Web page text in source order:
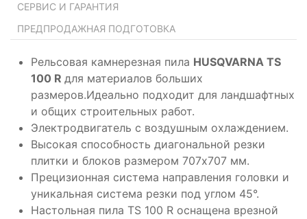
СЕРВИС И ГАРАНТИЯ
ПРЕДПРОДАЖНАЯ ПОДГОТОВКА
Рельсовая камнерезная пила HUSQVARNA TS
100 R для материалов больших
размеров.Идеально подходит для ландшафтных
и общих строительных работ.
Электродвигатель с воздушным охлаждением.
Высокая способность диагональной резки
плитки и блоков размером 707х707 мм.
Прецизионная система направления головки и
уникальная система резки под углом 45°.
Настольная пила TS 100 R оснащена врезной